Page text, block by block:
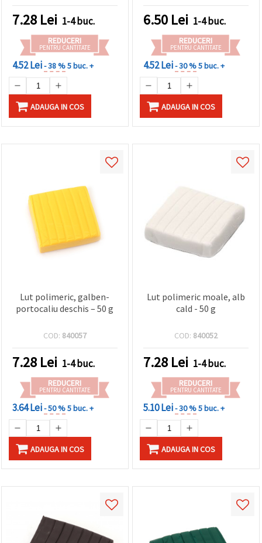
7.28 Lei 1-4 buc.
REDUCERI
PENTRU CANTITATE
4.52 Lei- 38 %5 buc. +
ADAUGA IN COS
6.50 Lei 1-4 buc.
REDUCERI
PENTRU CANTITATE
4.52 Lei- 30 %5 buc. +
ADAUGA IN COS
Lut polimeric, galben-
portocaliu deschis – 50 g
COD: 840057
7.28 Lei 1-4 buc.
REDUCERI
PENTRU CANTITATE
3.64 Lei- 50 %5 buc. +
ADAUGA IN COS
Lut polimeric moale, alb
cald - 50 g
COD: 840052
7.28 Lei 1-4 buc.
REDUCERI
PENTRU CANTITATE
5.10 Lei- 30 %5 buc. +
ADAUGA IN COS